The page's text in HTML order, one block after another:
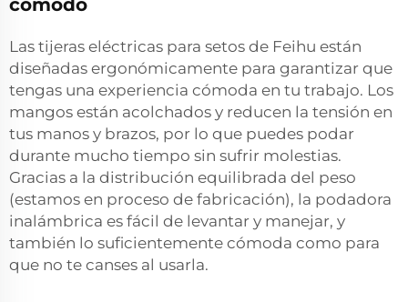
cómodo
Las tijeras eléctricas para setos de Feihu están
diseñadas ergonómicamente para garantizar que
tengas una experiencia cómoda en tu trabajo. Los
mangos están acolchados y reducen la tensión en
tus manos y brazos, por lo que puedes podar
durante mucho tiempo sin sufrir molestias.
Gracias a la distribución equilibrada del peso
(estamos en proceso de fabricación), la podadora
inalámbrica es fácil de levantar y manejar, y
también lo suficientemente cómoda como para
que no te canses al usarla.